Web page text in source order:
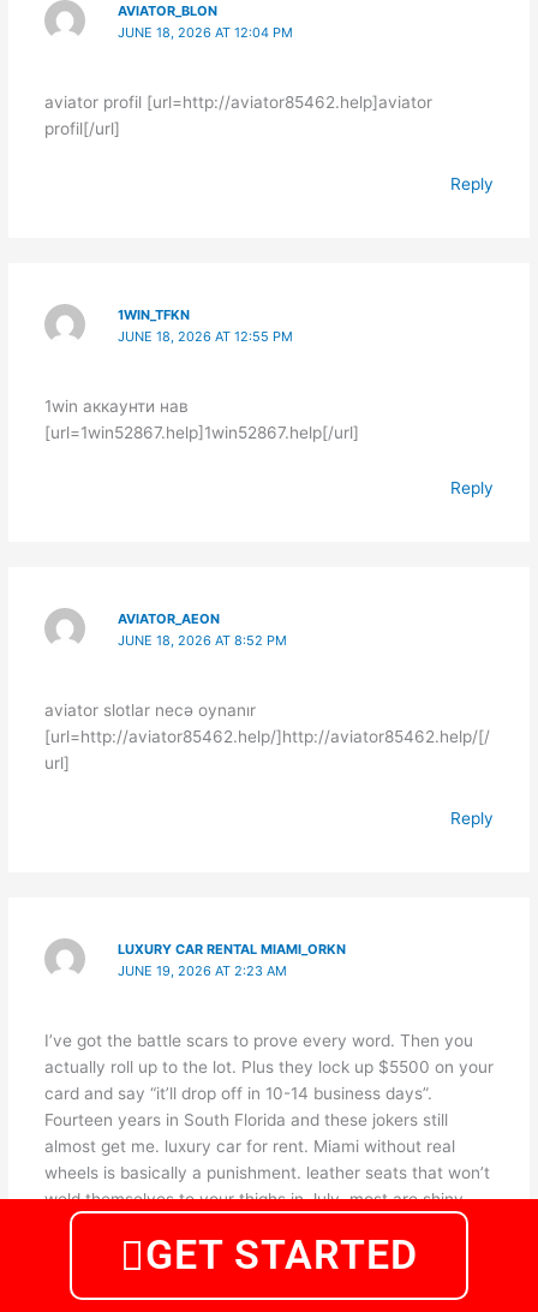
AVIATOR_BLON
JUNE 18, 2026 AT 12:04 PM
aviator profil [url=http://aviator85462.help]aviator
profil[/url]
Reply
1WIN_TFKN
JUNE 18, 2026 AT 12:55 PM
1win аккаунти нав
[url=1win52867.help]1win52867.help[/url]
Reply
AVIATOR_AEON
JUNE 18, 2026 AT 8:52 PM
aviator slotlar necə oynanır
[url=http://aviator85462.help/]http://aviator85462.help/[/
url]
Reply
LUXURY CAR RENTAL MIAMI_ORKN
JUNE 19, 2026 AT 2:23 AM
I’ve got the battle scars to prove every word. Then you
actually roll up to the lot. Plus they lock up $5500 on your
card and say “it’ll drop off in 10-14 business days”.
Fourteen years in South Florida and these jokers still
almost get me. luxury car for rent. Miami without real
wheels is basically a punishment. leather seats that won’t
weld themselves to your thighs in July. most are shiny
garbage with fake five-star reviews bought from some
online marketplace. what you book is what shows up,
for premium rides across South Florida
GET STARTED